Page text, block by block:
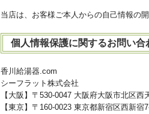
当店は、お客様ご本人からの自己情報の
個人情報保護に関するお問い合
香川給湯器.com
シーフラット株式会社
【大阪】〒530-0047 大阪府大阪市北区
【東京】〒160-0023 東京都新宿区西新宿